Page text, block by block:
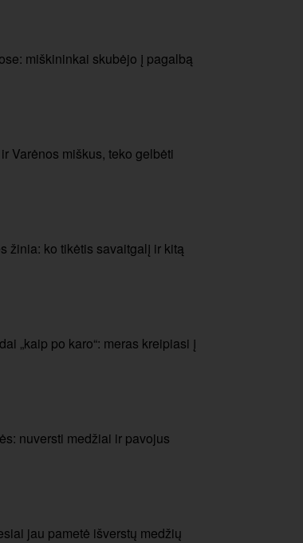
miškininkai skubėjo į pagalbą
Varėnos miškus, teko gelbėti
žinia: ko tikėtis savaitgalį ir kitą
„kaip po karo“: meras kreipiasi į
nuversti medžiai ir pavojus
jau pametė išverstų medžių